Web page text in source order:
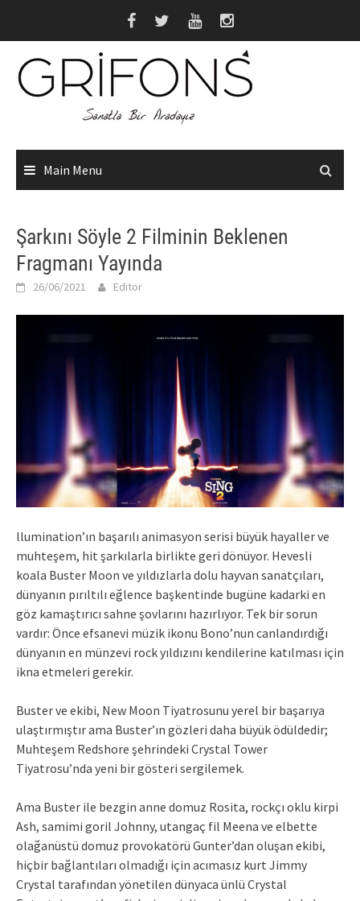
Main Menu
Şarkını Söyle 2 Filminin Beklenen
Fragmanı Yayında
26/06/2021 Editor
llumination’ın başarılı animasyon serisi büyük hayaller ve
muhteşem, hit şarkılarla birlikte geri dönüyor. Hevesli
koala Buster Moon ve yıldızlarla dolu hayvan sanatçıları,
dünyanın pırıltılı eğlence başkentinde bugüne kadarki en
göz kamaştırıcı sahne şovlarını hazırlıyor. Tek bir sorun
vardır: Önce efsanevi müzik ikonu Bono’nun canlandırdığı
dünyanın en münzevi rock yıldızını kendilerine katılması için
ikna etmeleri gerekir.
Buster ve ekibi, New Moon Tiyatrosunu yerel bir başarıya
ulaştırmıştır ama Buster’ın gözleri daha büyük ödüldedir;
Muhteşem Redshore şehrindeki Crystal Tower
Tiyatrosu’nda yeni bir gösteri sergilemek.
Ama Buster ile bezgin anne domuz Rosita, rockçı oklu kirpi
Ash, samimi goril Johnny, utangaç fil Meena ve elbette
olağanüstü domuz provokatörü Gunter’dan oluşan ekibi,
hiçbir bağlantıları olmadığı için acımasız kurt Jimmy
Crystal tarafından yönetilen dünyaca ünlü Crystal